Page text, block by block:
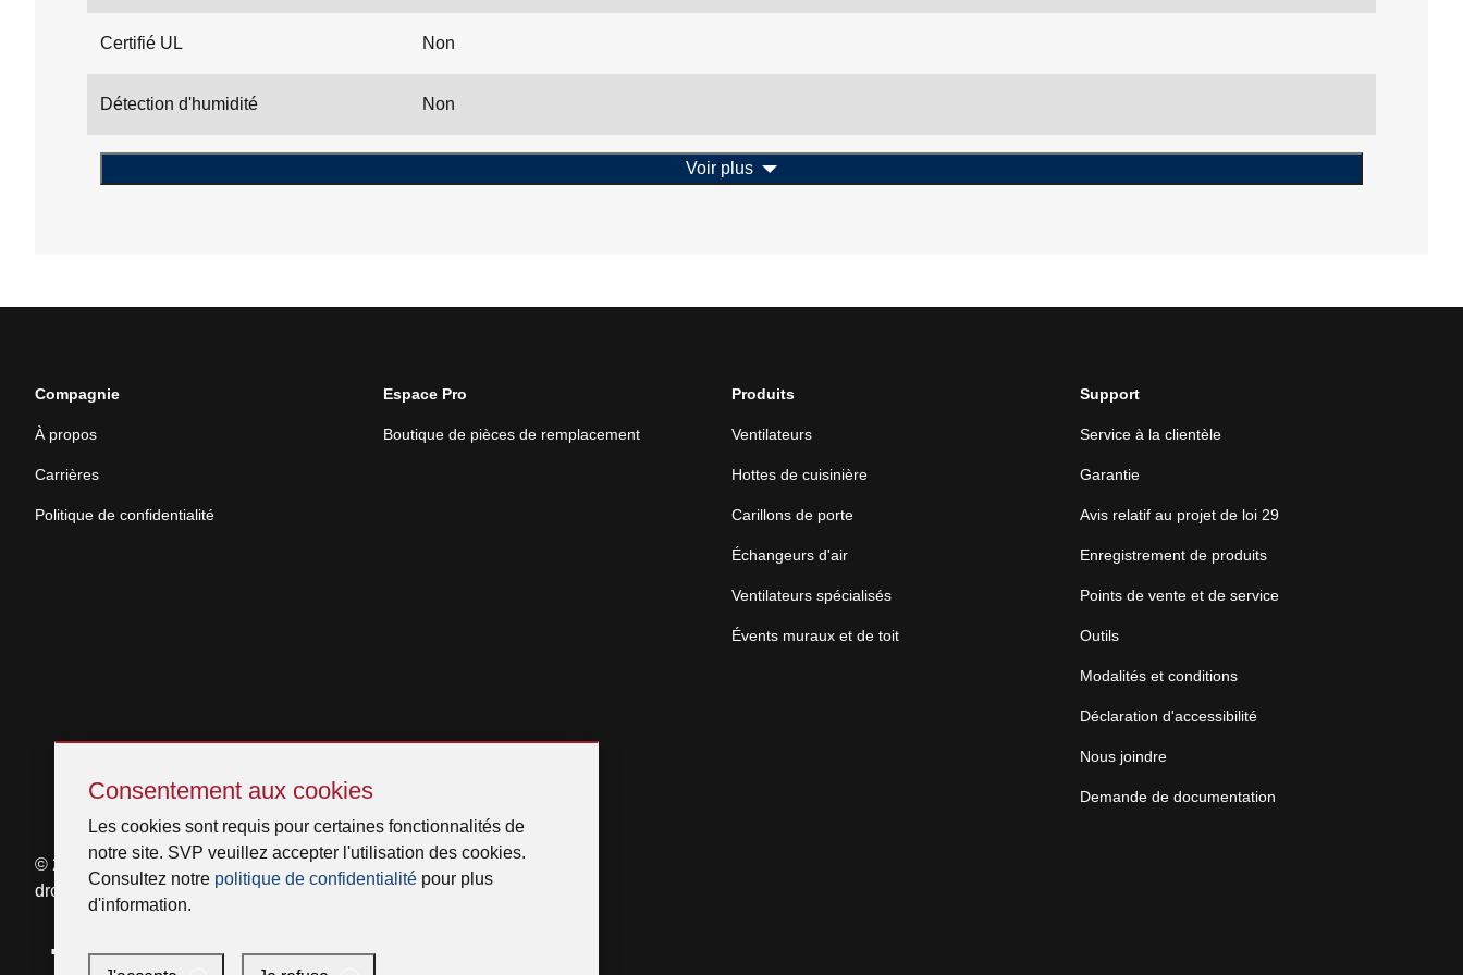
Consentement
cookies
Consentement aux cookies
Les cookies sont requis pour certaines fonctionnalités de
notre site. SVP veuillez accepter l'utilisation des cookies.
Consultez notre politique de confidentialité pour plus
d'information.
Certifié UL Non
Détection d'humidité Non
Voir plus
Compagnie
À propos
Carrières
Politique de confidentialité
Espace Pro
Boutique de pièces de remplacement
Produits
Ventilateurs
Hottes de cuisinière
Carillons de porte
Échangeurs d'air
Ventilateurs spécialisés
Évents muraux et de toit
Support
Service à la clientèle
Garantie
Avis relatif au projet de loi 29
Enregistrement de produits
Points de vente et de service
Outils
Modalités et conditions
Déclaration d'accessibilité
Nous joindre
Demande de documentation
© 2026 Venmar Ventilation ULC Tous
droits réservés.